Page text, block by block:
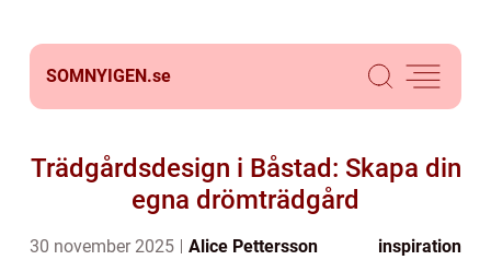
SOMNYIGEN.se
Trädgårdsdesign i Båstad: Skapa din
egna drömträdgård
30 november 2025 Alice Pettersson inspiration